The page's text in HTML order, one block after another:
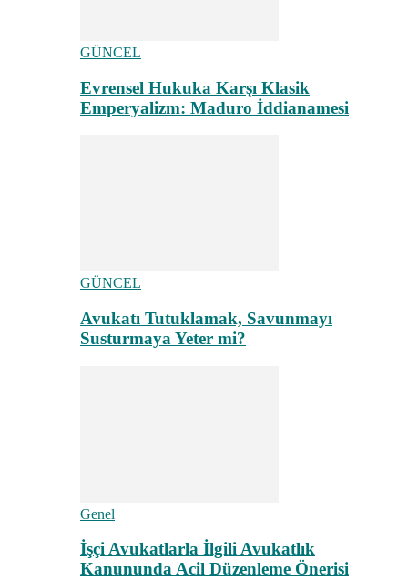
GÜNCEL
Evrensel Hukuka Karşı Klasik
Emperyalizm: Maduro İddianamesi
GÜNCEL
Avukatı Tutuklamak, Savunmayı
Susturmaya Yeter mi?
Genel
İşçi Avukatlarla İlgili Avukatlık
Kanununda Acil Düzenleme Önerisi